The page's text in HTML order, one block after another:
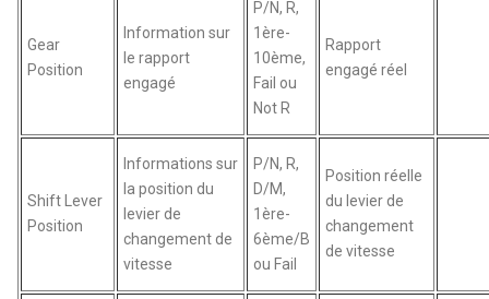
Gear
Position
Information sur
le rapport
engagé
P/N, R,
1ère-
10ème,
Fail ou
Not R
Rapport
engagé réel
Shift Lever
Position
Informations sur
la position du
levier de
changement de
vitesse
P/N, R,
D/M,
1ère-
6ème/B
ou Fail
Position réelle
du levier de
changement
de vitesse